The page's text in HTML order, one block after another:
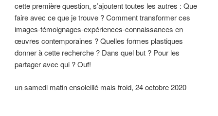
cette première question, s’ajoutent toutes les autres : Que
faire avec ce que je trouve ? Comment transformer ces
images-témoignages-expériences-connaissances en
œuvres contemporaines ? Quelles formes plastiques
donner à cette recherche ? Dans quel but ? Pour les
partager avec qui ? Ouf!
un samedi matin ensoleillé mais froid, 24 octobre 2020